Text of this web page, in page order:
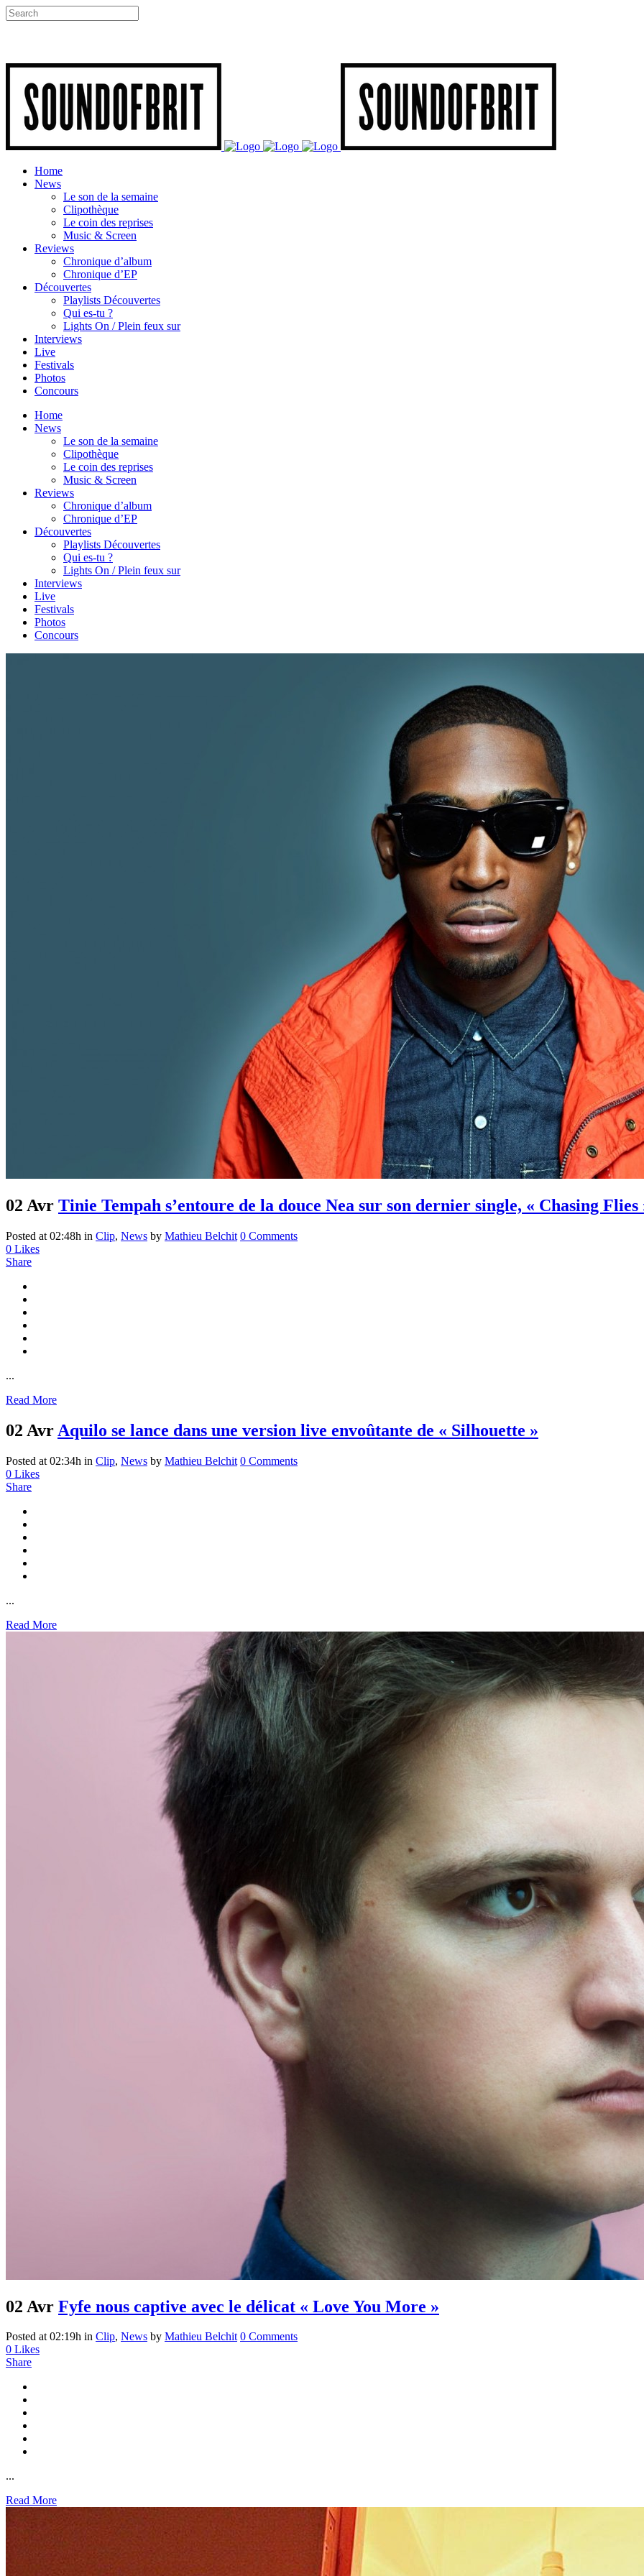
Home
News
Le son de la semaine
Clipothèque
Le coin des reprises
Music & Screen
Reviews
Chronique d’album
Chronique d’EP
Découvertes
Playlists Découvertes
Qui es-tu ?
Lights On / Plein feux sur
Interviews
Live
Festivals
Photos
Concours
Home
News
Le son de la semaine
Clipothèque
Le coin des reprises
Music & Screen
Reviews
Chronique d’album
Chronique d’EP
Découvertes
Playlists Découvertes
Qui es-tu ?
Lights On / Plein feux sur
Interviews
Live
Festivals
Photos
Concours
02 Avr Tinie Tempah s’entoure de la douce Nea sur son dernier single, « Chasing Flies
Posted at 02:48h in Clip, News by Mathieu Belchit 0 Comments
0 Likes
Share
...
Read More
02 Avr Aquilo se lance dans une version live envoûtante de « Silhouette »
Posted at 02:34h in Clip, News by Mathieu Belchit 0 Comments
0 Likes
Share
...
Read More
02 Avr Fyfe nous captive avec le délicat « Love You More »
Posted at 02:19h in Clip, News by Mathieu Belchit 0 Comments
0 Likes
Share
...
Read More